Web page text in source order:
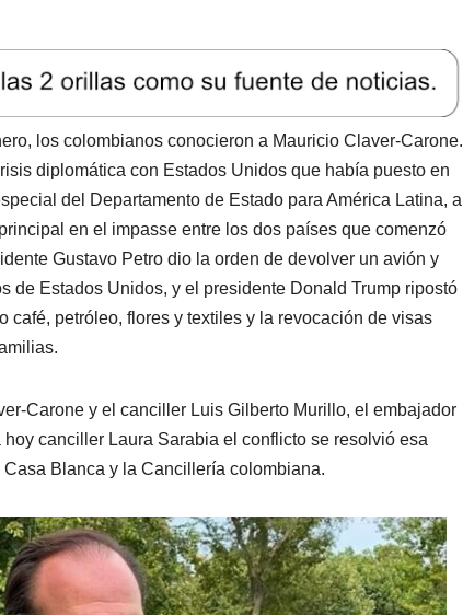
los colombianos conocieron a Mauricio Claver-Carone.
diplomática con Estados Unidos que había puesto en
del Departamento de Estado para América Latina, a
en el impasse entre los dos países que comenzó
Gustavo Petro dio la orden de devolver un avión y
de Estados Unidos, y el presidente Donald Trump ripostó
café, petróleo, flores y textiles y la revocación de visas
Carone y el canciller Luis Gilberto Murillo, el embajador
canciller Laura Sarabia el conflicto se resolvió esa
Blanca y la Cancillería colombiana.